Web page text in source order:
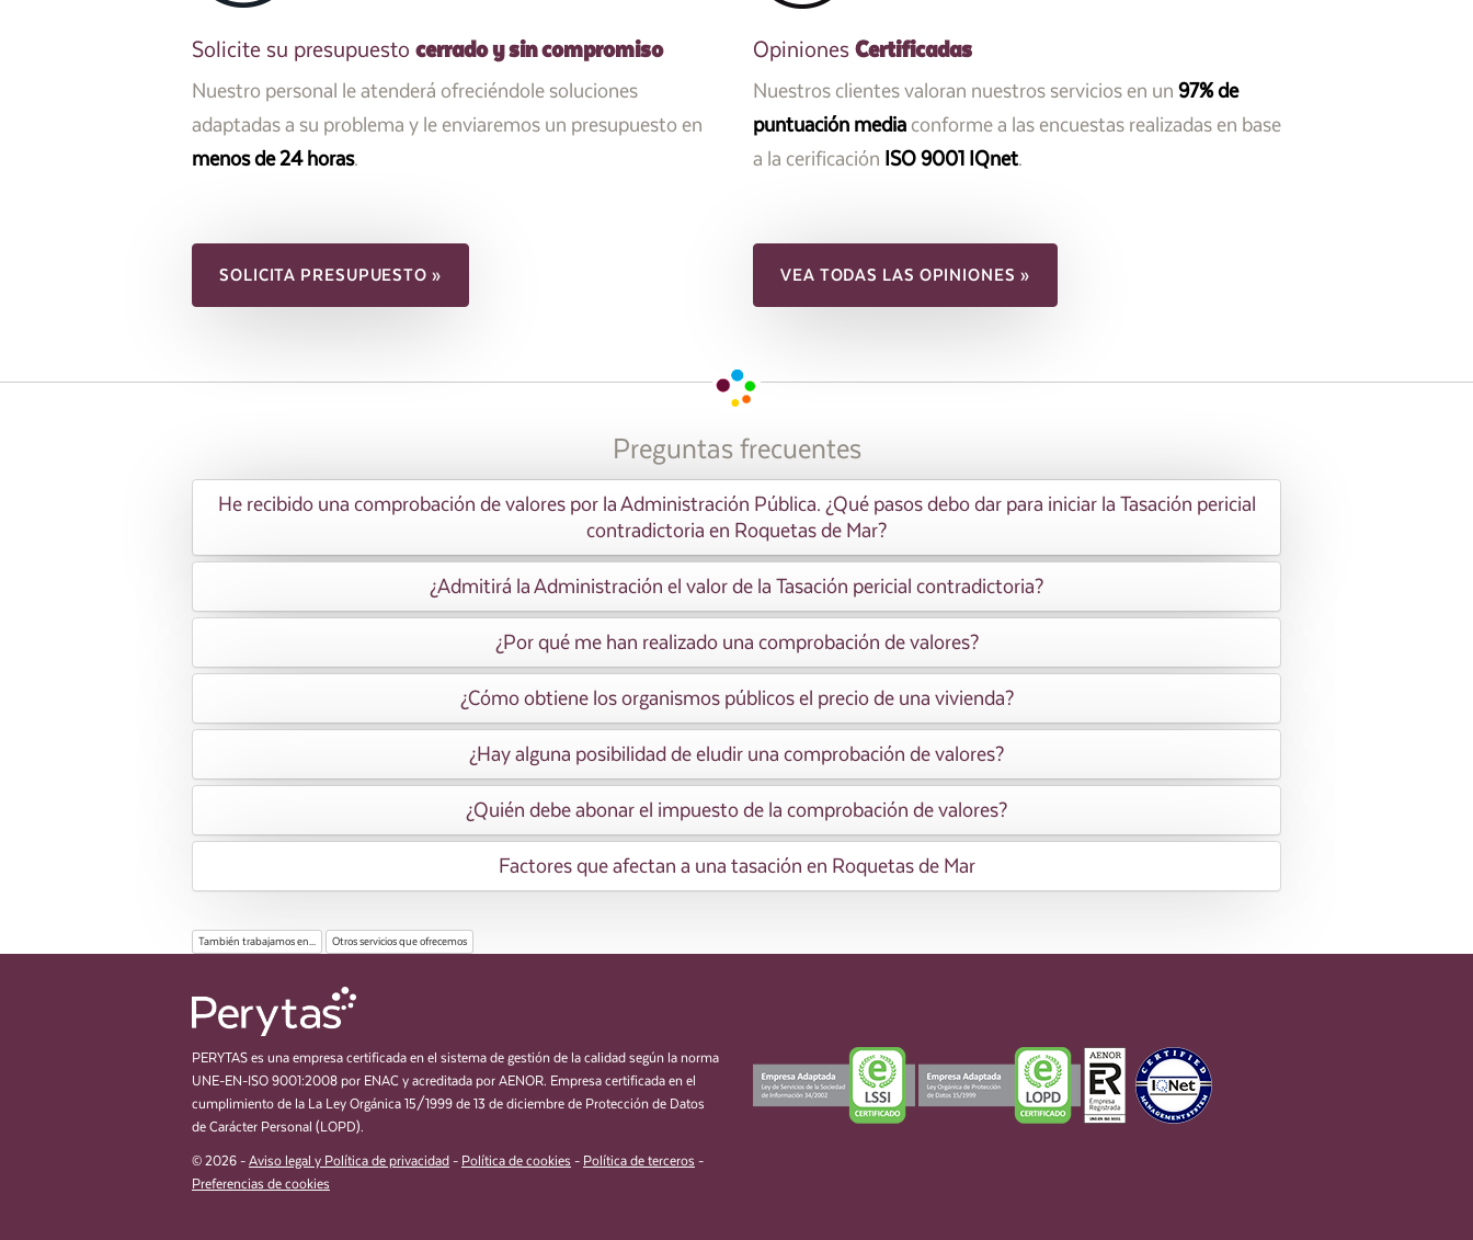
Solicite su presupuesto cerrado y sin compromiso
Nuestro personal le atenderá ofreciéndole soluciones
adaptadas a su problema y le enviaremos un presupuesto en
menos de 24 horas.
SOLICITA PRESUPUESTO »
Opiniones Certificadas
Nuestros clientes valoran nuestros servicios en un 97% de
puntuación mediaconforme a las encuestas realizadas en base
a la cerificación ISO 9001 IQnet.
VEA TODAS LAS OPINIONES »
Preguntas frecuentes
He recibido una comprobación de valores por la Administración Pública. ¿Qué pasos debo dar para iniciar la Tasación pericial
contradictoria en Roquetas de Mar?
¿Admitirá la Administración el valor de la Tasación pericial contradictoria?
¿Por qué me han realizado una comprobación de valores?
¿Cómo obtiene los organismos públicos el precio de una vivienda?
¿Hay alguna posibilidad de eludir una comprobación de valores?
¿Quién debe abonar el impuesto de la comprobación de valores?
Factores que afectan a una tasación en Roquetas de Mar
También trabajamos en... Otros servicios que ofrecemos
PERYTAS es una empresa certificada en el sistema de gestión de la calidad según la norma
UNE-EN-ISO 9001:2008 por ENAC y acreditada por AENOR. Empresa certificada en el
cumplimiento de la La Ley Orgánica 15/1999 de 13 de diciembre de Protección de Datos
de Carácter Personal (LOPD).
© 2026 - Aviso legal y Política de privacidad - Política de cookies - Política de terceros -
Preferencias de cookies